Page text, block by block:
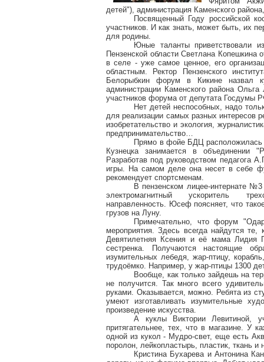
детей"), администрация Каменского
Посвященный Году российской
участников. И как знать, может быть, их
для родины.
Юные таланты приветствовали
Пензенской области Светлана Копешкина
в селе - уже самое ценное, его
областным. Ректор Пензенского
Белорыбкин форум в Кикине назвал
администрации Каменского района
участников форума от депутата Госдумы
Нет детей неспособных, надо
для реализации самых разных интересов
изобретательство и экология,
предпринимательство…
Прямо в фойе БДЦ расположилась
Кузнецка занимается в объединении
Разработав под руководством педагога
игры. На самом деле она несет в себе
рекомендует спортсменам.
В пензенском лицее-интернате
электромагнитный ускоритель
направленность. Юсеф поясняет, что
грузов на Луну.
Примечательно, что форум
мероприятия. Здесь всегда найдутся
Девятилетняя Ксения и её мама Лидия
сестренка. Получаются настоящие
изумительных лебедя, жар-птицу,
трудоёмко. Например, у жар-птицы 1300
Вообще, как только зайдешь на
не получится. Так много всего
руками. Оказывается, можно. Ребята из
умеют изготавливать изумительные
произведение искусства.
А куклы Виктории Левитиной,
притягательнее, тех, что в магазине. У
одной из кукол - Мудро-свет, еще есть
поролон, лейкопластырь, пластик, ткань и
Кристина Бухарева и Антонина